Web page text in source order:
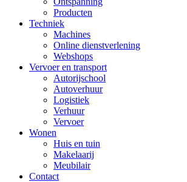
Producten
Techniek
Machines
Online dienstverlening
Webshops
Vervoer en transport
Autorijschool
Autoverhuur
Logistiek
Verhuur
Vervoer
Wonen
Huis en tuin
Makelaarij
Meubilair
Contact